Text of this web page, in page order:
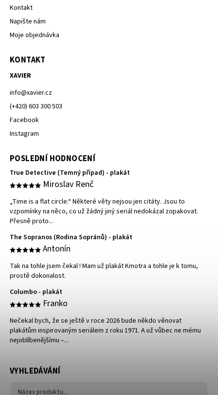
Kontakt
Napište nám
Moje objednávka
KONTAKT
XAVIER
info@xavier.cz
(+420) 603 300 503
Facebook
Instagram
POSLEDNÍ HODNOCENÍ
True Detective (Temný případ) - plakát
Miroslav Renč
„Time is a flat circle.“ Některé věty nejsou jen citáty. Jsou to
vzpomínky na něco, co už žádný jiný seriál nedokázal zopakovat.
Přesně proto...
The Sopranos (Rodina Sopránů) - plakát
Antonín
Tak na tohle jsem čekal ! Mam už plakát Kmotra a tohle je k tomu,
prostě dokonalost.
Columbo - plakát
Franko
Nečekal bych, že se ještě v roce 2026 bude někdo věnovat
plakátům inspirovaným seriálem z roku 1971. A už vůbec ne mému
nejoblíbenějšímu –...
VYHLEDÁVÁNÍ